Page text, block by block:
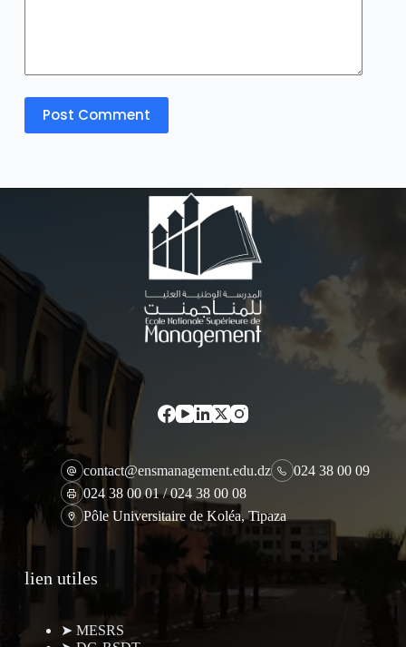
Post Comment
contact@ensmanagement.edu.dz
024 38 00 09
024 38 00 01 / 024 38 00 08
Pôle Universitaire de Koléa, Tipaza
lien utiles
➤ MESRS